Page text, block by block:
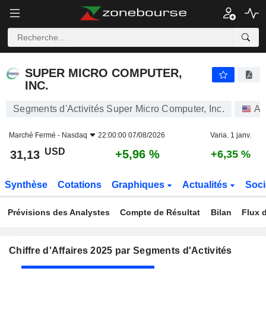
SUPER MICRO COMPUTER,
INC.
Segments d'Activités Super Micro Computer, Inc.
Marché Fermé - Nasdaq 22:00:00 07/08/2026 Varia. 1 janv.
31,13 USD +5,96 % +6,35 %
Synthèse Cotations Graphiques Actualités
Prévisions des Analystes Compte de Résultat Bilan Flux
Chiffre d'Affaires 2025 par Segments d'Activités